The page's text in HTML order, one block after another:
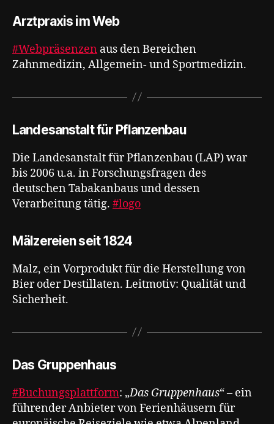
Arztpraxis im Web
#Webpräsenzen aus den Bereichen
Zahnmedizin, Allgemein- und Sportmedizin.
Landesanstalt für Pflanzenbau
Die Landesanstalt für Pflanzenbau (LAP) war
bis 2006 u.a. in Forschungsfragen des
deutschen Tabakanbaus und dessen
Verarbeitung tätig. #logo
Mälzereien seit 1824
Malz, ein Vorprodukt für die Herstellung von
Bier oder Destillaten. Leitmotiv: Qualität und
Sicherheit.
Das Gruppenhaus
#Buchungsplattform: „Das Gruppenhaus“ – ein
führender Anbieter von Ferienhäusern für